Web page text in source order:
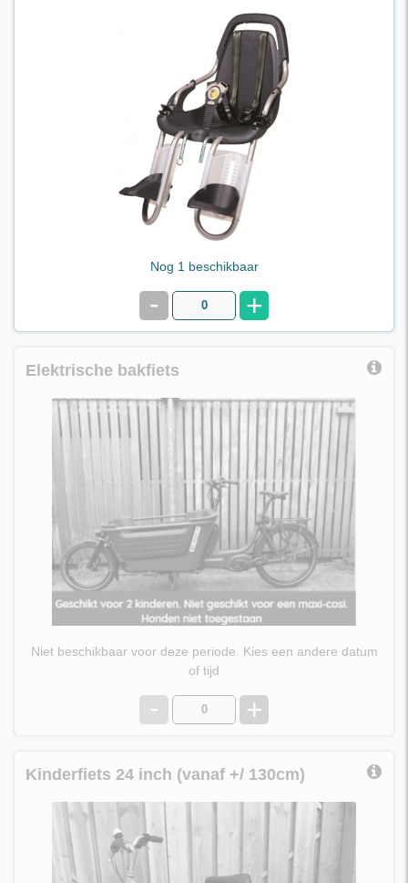
Elektrische bakfiets
Elektrische bakfiets lang model, 7 versnellingen
Plaats voor 2 kinderen van 3 tot 6 jaar. Niet geschikt
voor een maxi-cosi.
(Honden niet toegestaan)
€ 39,95 per dag
Niet beschikbaar voor deze periode. Kies een andere datum
of tijd
- +
Kinderfiets 24 inch (vanaf +/ 130cm)
Kinderfiets 24 Inch, 3 versnellingen
geschikt voor kinderen vanaf 8 jaar, lichaamslengte ±
130cm (foto kan afwijken).
Voorzitje los bij te boeken op moederfiets
€ 5,50 per dag
Nog 1 beschikbaar
- +